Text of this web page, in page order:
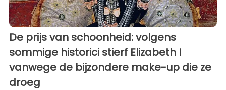
De prijs van schoonheid: volgens
sommige historici stierf Elizabeth I
vanwege de bijzondere make-up die ze
droeg